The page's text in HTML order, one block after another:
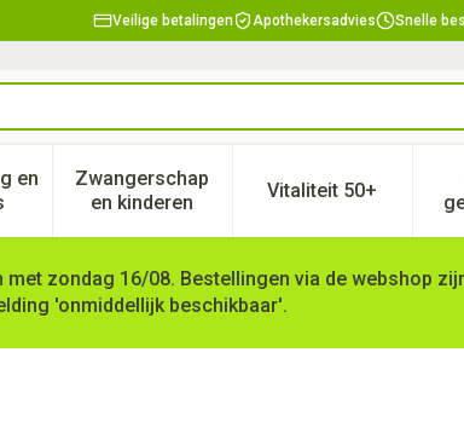
Veilige betalingen Apothekersadvies Snelle
verzorging en hygiëne categorie
en
submenu voor Dieet, voeding en vitamines
Zwangerschap
en kinderenToon submenu voor Zwangerschap
Vitaliteit 50+Toon submenu
zondag 16/08. Bestellingen via de webshop
'onmiddellijk beschikbaar'.